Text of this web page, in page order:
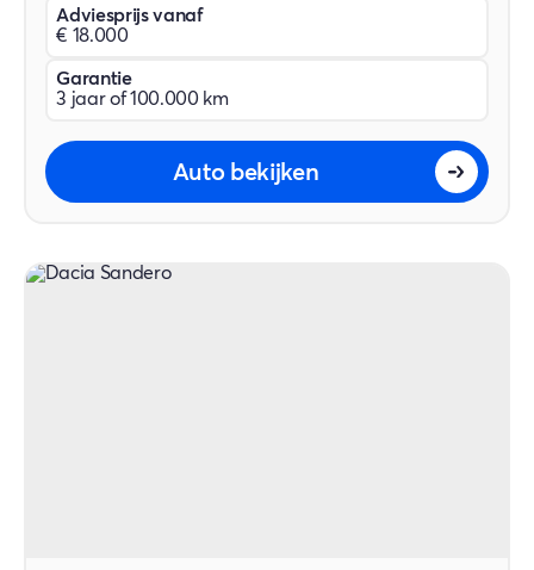
Adviesprijs vanaf
€ 18.000
Garantie
3 jaar of 100.000 km
Auto bekijken